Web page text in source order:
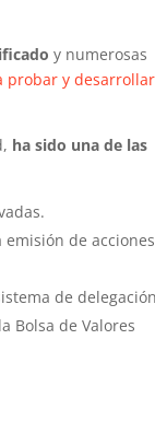
y numerosas
probar y desarrollar
ha sido una de las
de acciones
de delegación
Bolsa de Valores